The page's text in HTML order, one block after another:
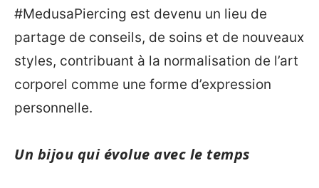
#MedusaPiercing est devenu un lieu de
partage de conseils, de soins et de nouveaux
styles, contribuant à la normalisation de l’art
corporel comme une forme d’expression
personnelle.
Un bijou qui évolue avec le temps